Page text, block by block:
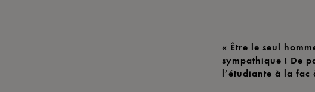
« Être le seul
sympathique ! De
l’étudiante à la fac